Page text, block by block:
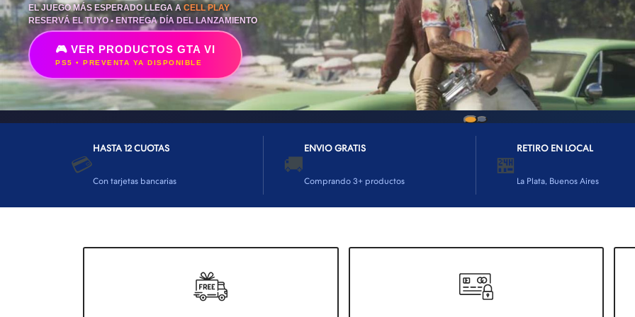
EL JUEGO MÁS ESPERADO LLEGA ACELL PLAY
RESERVÁ EL TUYO • ENTREGA DÍA DEL LANZAMIENTO
🎮 VER PRODUCTOS GTA VI
PS5 • PREVENTA YA DISPONIBLE
💳
HASTA 12 CUOTAS
Con tarjetas bancarias
🚚
ENVIO GRATIS
Comprando 3+ productos
🏪
RETIRO EN LOCAL
La Plata, Buenos Aires